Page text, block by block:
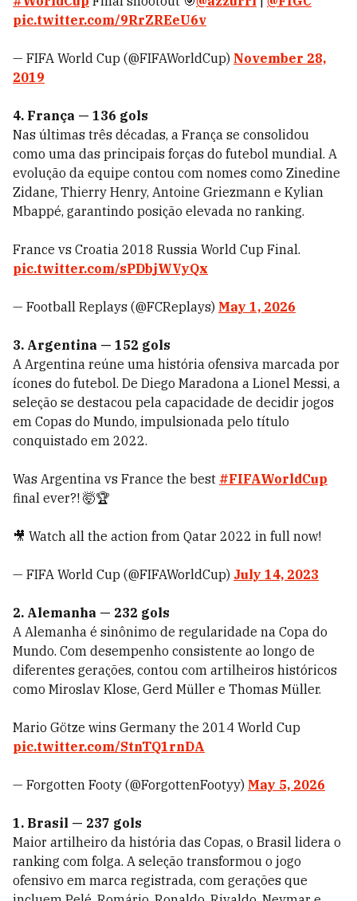
pic.twitter.com/9RrZREeU6v
— FIFA World Cup (@FIFAWorldCup) November 28,
2019
4. França — 136 gols
Nas últimas três décadas, a França se consolidou
como uma das principais forças do futebol mundial. A
evolução da equipe contou com nomes como Zinedine
Zidane, Thierry Henry, Antoine Griezmann e Kylian
Mbappé, garantindo posição elevada no ranking.
France vs Croatia 2018 Russia World Cup Final.
pic.twitter.com/sPDbjWVyQx
— Football Replays (@FCReplays) May 1, 2026
3. Argentina — 152 gols
A Argentina reúne uma história ofensiva marcada por
ícones do futebol. De Diego Maradona a Lionel Messi, a
seleção se destacou pela capacidade de decidir jogos
em Copas do Mundo, impulsionada pelo título
conquistado em 2022.
Was Argentina vs France the best #FIFAWorldCup
final ever?! 🤯🏆
🎥 Watch all the action from Qatar 2022 in full now!
— FIFA World Cup (@FIFAWorldCup) July 14, 2023
2. Alemanha — 232 gols
A Alemanha é sinônimo de regularidade na Copa do
Mundo. Com desempenho consistente ao longo de
diferentes gerações, contou com artilheiros históricos
como Miroslav Klose, Gerd Müller e Thomas Müller.
Mario Götze wins Germany the 2014 World Cup
pic.twitter.com/StnTQ1rnDA
— Forgotten Footy (@ForgottenFootyy) May 5, 2026
1. Brasil — 237 gols
Maior artilheiro da história das Copas, o Brasil lidera o
ranking com folga. A seleção transformou o jogo
ofensivo em marca registrada, com gerações que